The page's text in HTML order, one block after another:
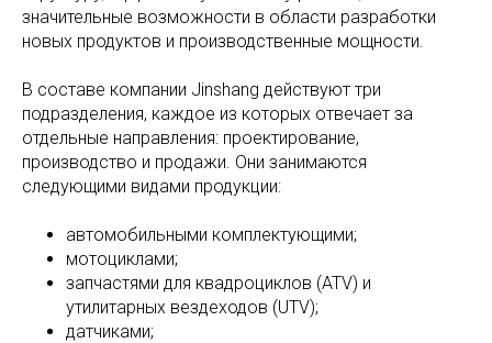
значительные возможности в области разработки
новых продуктов и производственные мощности.
В составе компании Jinshang действуют три
подразделения, каждое из которых отвечает за
отдельные направления: проектирование,
производство и продажи. Они занимаются
следующими видами продукции:
автомобильными комплектующими;
мотоциклами;
запчастями для квадроциклов (ATV) и
утилитарных вездеходов (UTV);
датчиками;